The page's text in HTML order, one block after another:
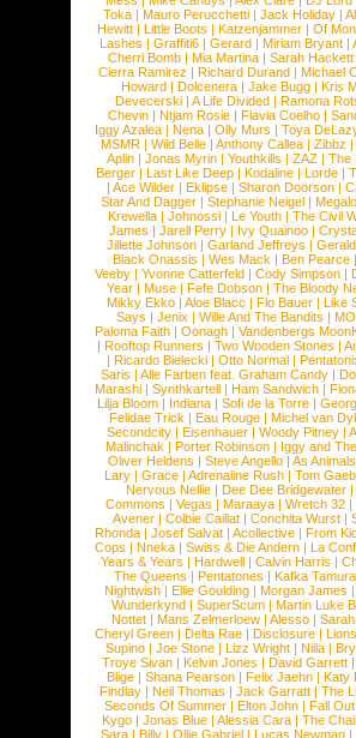
Toka | Mauro Perucchetti | Jack Holiday |
Hewitt |Little Boots |Katzenjammer |Of
Lashes |Graffiti6 |Gerard |Miriam Bryant |
Cherri Bomb | Mia Martina | Sarah Hackett
Cierra Ramirez | Richard Durand | Michael
Howard |Dolcenera |Jake Bugg |Kris
Devecerski |A Life Divided |Ramona
Chevin |Ntjam Rosie |Flavia Coelho |
Iggy Azalea | Nena | Olly Murs | Toya
MSMR |Wild Belle |Anthony Callea |Zibbz
Aplin | Jonas Myrin | Youthkills | ZAZ | The
Berger |Last Like Deep |Kodaline |Lorde |
|Ace Wilder |Eklipse |Sharon Doorson |
Star And Dagger | Stephanie Neigel |
Krewella | Johnossi | Le Youth | The Civil
James | Jarell Perry | Ivy Quainoo |
Jillette Johnson | Garland Jeffreys |
Black Onassis | Wes Mack | Ben Pearce
Veeby | Yvonne Catterfeld | Cody Simpson |
Year |Muse |Fefe Dobson |The Bloody
Mikky Ekko | Aloe Blacc | Flo Bauer | Like
Says | Jenix | Wille And The Bandits | MO
Paloma Faith |Oonagh |Vandenbergs
|Rooftop Runners |Two Wooden Stones |
| Ricardo Bielecki | Otto Normal |
Saris | Alle Farben feat. Graham Candy |
Marashi | Synthkartell | Ham Sandwich |
Lilja Bloom | Indiana | Sofi de la Torre |
Felidae Trick | Eau Rouge | Michel van
Secondcity |Eisenhauer |Woody Pitney |
Malinchak |Porter Robinson | Iggy and
Oliver Heldens |Steve Angello |As Animals
Lary | Grace | Adrenaline Rush | Tom
Nervous Nellie | Dee Dee Bridgewater |
Commons |Vegas |Maraaya |Wretch 32 |
Avener | Colbie Caillat | Conchita Wurst |
Rhonda | Josef Salvat | Acollective | From
Cops | Nneka | Swiss & Die Andern | La
Years & Years |Hardwell |Calvin Harris |
The Queens | Pentatones | Kafka Tamura
Nightwish |Ellie Goulding |Morgan James
Wunderkynd | SuperScum | Martin Luke
Nottet |Mans Zelmerloew |Alesso |
Cheryl Green |Delta Rae |Disclosure |
Supino |Joe Stone |Lizz Wright |Niila |
Troye Sivan | Kelvin Jones | David Garrett
Blige | Shana Pearson | Felix Jaehn | Katy
Findlay |Neil Thomas |Jack Garratt |The
Seconds Of Summer |Elton John |Fall
Kygo |Jonas Blue |Alessia Cara |The
Sara |Billy |Ollie Gabriel |Lucas Newman |